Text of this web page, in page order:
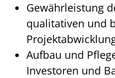
Gewährleistung
qualitativen und
Aufbau und
Investoren und